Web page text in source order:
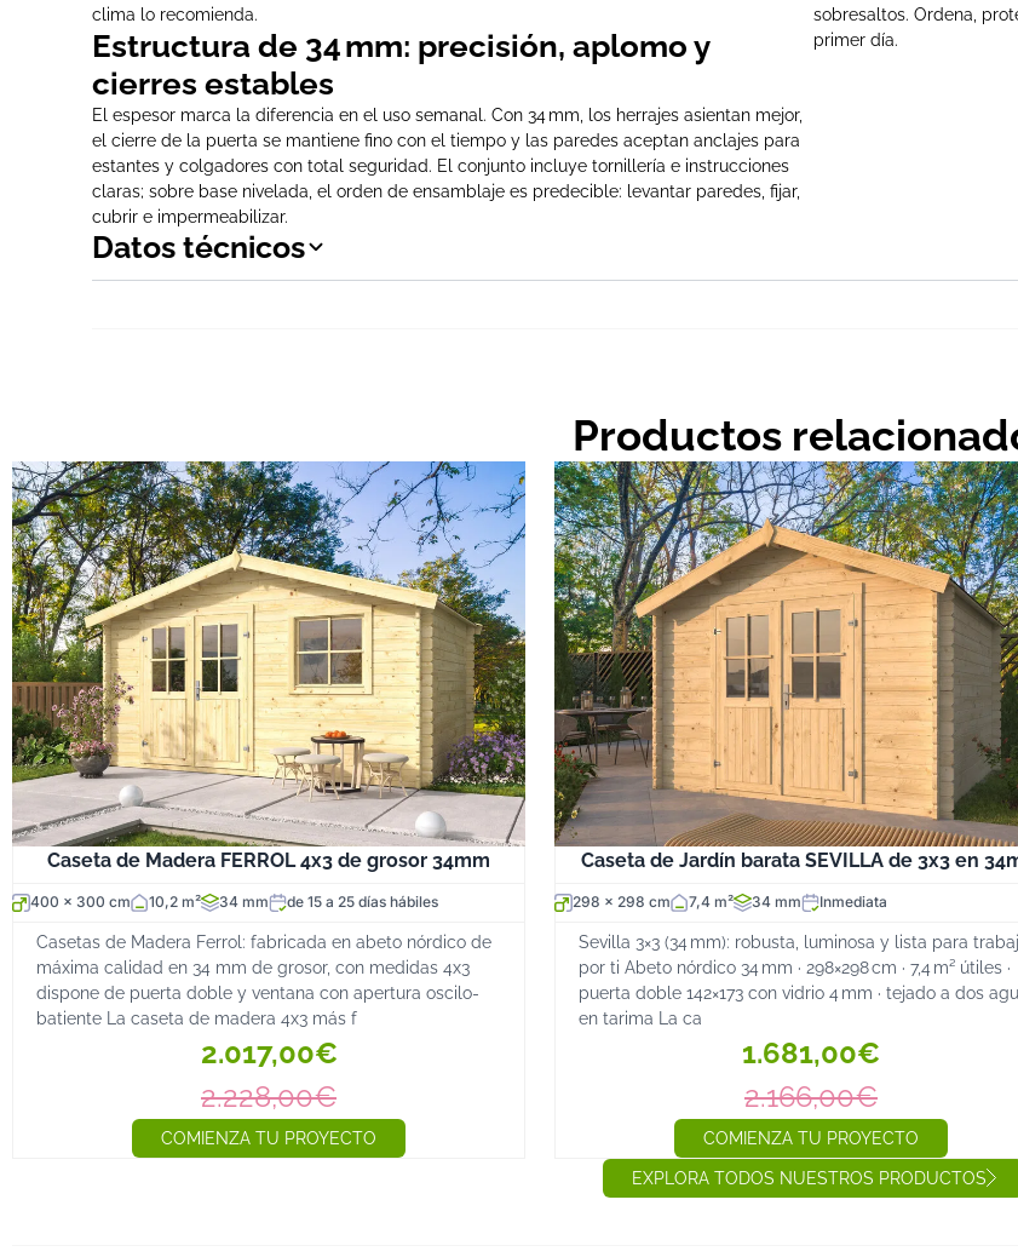
clima lo recomienda.
Estructura de 34 mm: precisión, aplomo y
cierres estables
El espesor marca la diferencia en el uso semanal. Con 34 mm, los herrajes asientan mejor,
el cierre de la puerta se mantiene fino con el tiempo y las paredes aceptan anclajes para
estantes y colgadores con total seguridad. El conjunto incluye tornillería e instrucciones
claras; sobre base nivelada, el orden de ensamblaje es predecible: levantar paredes, fijar,
cubrir e impermeabilizar.
sobresaltos. Ordena,
primer día.
Datos técnicos
Productos
Caseta de Madera FERROL 4x3 de grosor 34mm
400 x 300 cm 10,2 m² 34 mm de 15 a 25 días hábiles
Casetas de Madera Ferrol: fabricada en abeto nórdico de
máxima calidad en 34 mm de grosor, con medidas 4x3
dispone de puerta doble y ventana con apertura oscilo-
batiente La caseta de madera 4x3 más f
2.017,00€
2.228,00€
COMIENZA TU PROYECTO
Caseta de Jardín barata SEVILLA de 3x3 en
298 x 298 cm 7,4 m² 34 mm Inmediata
Sevilla 3×3 (34 mm): robusta, luminosa y lista para
por ti Abeto nórdico 34 mm · 298×298 cm · 7,4 m² útiles ·
puerta doble 142×173 con vidrio 4 mm · tejado a dos
en tarima La ca
1.681,00€
2.166,00€
COMIENZA TU PROYECTO
EXPLORA TODOS NUESTROS PRODUCTOS